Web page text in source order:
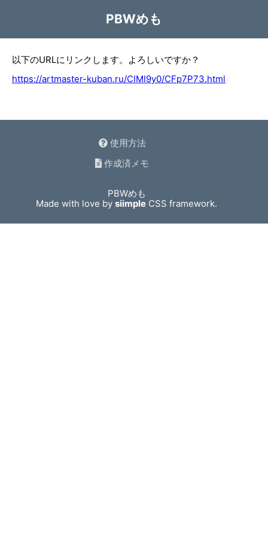
PBWめも
以下のURLにリンクします。よろしいですか？
https://artmaster-kuban.ru/CIMI9y0/CFp7P73.html
使用方法
作成済メモ
PBWめも
Made with love bysiimple CSS framework.